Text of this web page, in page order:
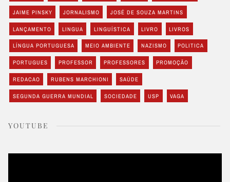
JAIME PINSKY JORNALISMO JOSÉ DE SOUZA MARTINS
LANÇAMENTO LINGUA LINGUÍSTICA LIVRO LIVROS
LÍNGUA PORTUGUESA MEIO AMBIENTE NAZISMO POLITICA
PORTUGUES PROFESSOR PROFESSORES PROMOÇÃO
REDACAO RUBENS MARCHIONI SAÚDE
SEGUNDA GUERRA MUNDIAL SOCIEDADE USP VAGA
YOUTUBE